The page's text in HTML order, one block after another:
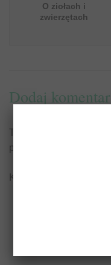
O ziołach i
zwierzętach
Dodaj
Twój adres e-mail nie
pola są oznaczone
Komentarz